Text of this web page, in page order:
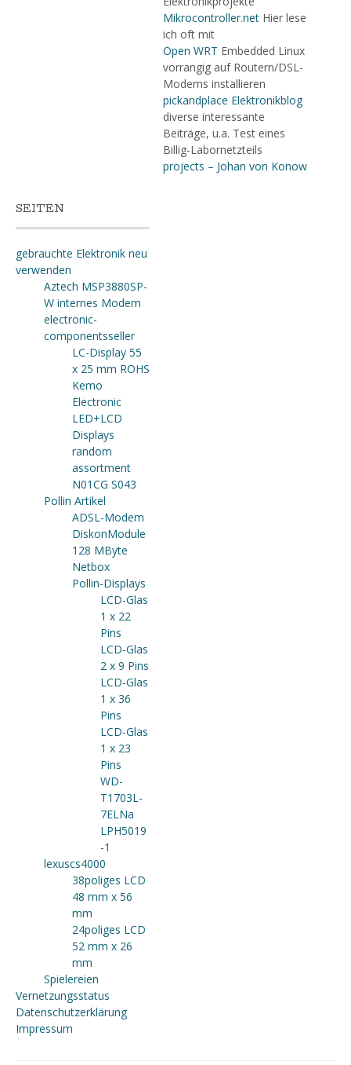
Mikrocontroller.netHier lese
ich oft mit
Open WRT Embedded Linux
vorrangig auf Routern/DSL-
Modems installieren
pickandplace Elektronikblog
diverse interessante
Beiträge, u.a. Test eines
Billig-Labornetzteils
projects – Johan von Konow
SEITEN
gebrauchte Elektronik neu
verwenden
Aztech MSP3880SP-
W internes Modem
electronic-
componentsseller
LC-Display 55
x 25 mm ROHS
Kemo
Electronic
LED+LCD
Displays
random
assortment
N01CG S043
Pollin Artikel
ADSL-Modem
DiskonModule
128 MByte
Netbox
Pollin-Displays
LCD-Glas
1 x 22
Pins
LCD-Glas
2 x 9 Pins
LCD-Glas
1 x 36
Pins
LCD-Glas
1 x 23
Pins
WD-
T1703L-
7ELNa
LPH5019
-1
lexuscs4000
38poliges LCD
48 mm x 56
mm
24poliges LCD
52 mm x 26
mm
Spielereien
Vernetzungsstatus
Datenschutzerklärung
Impressum